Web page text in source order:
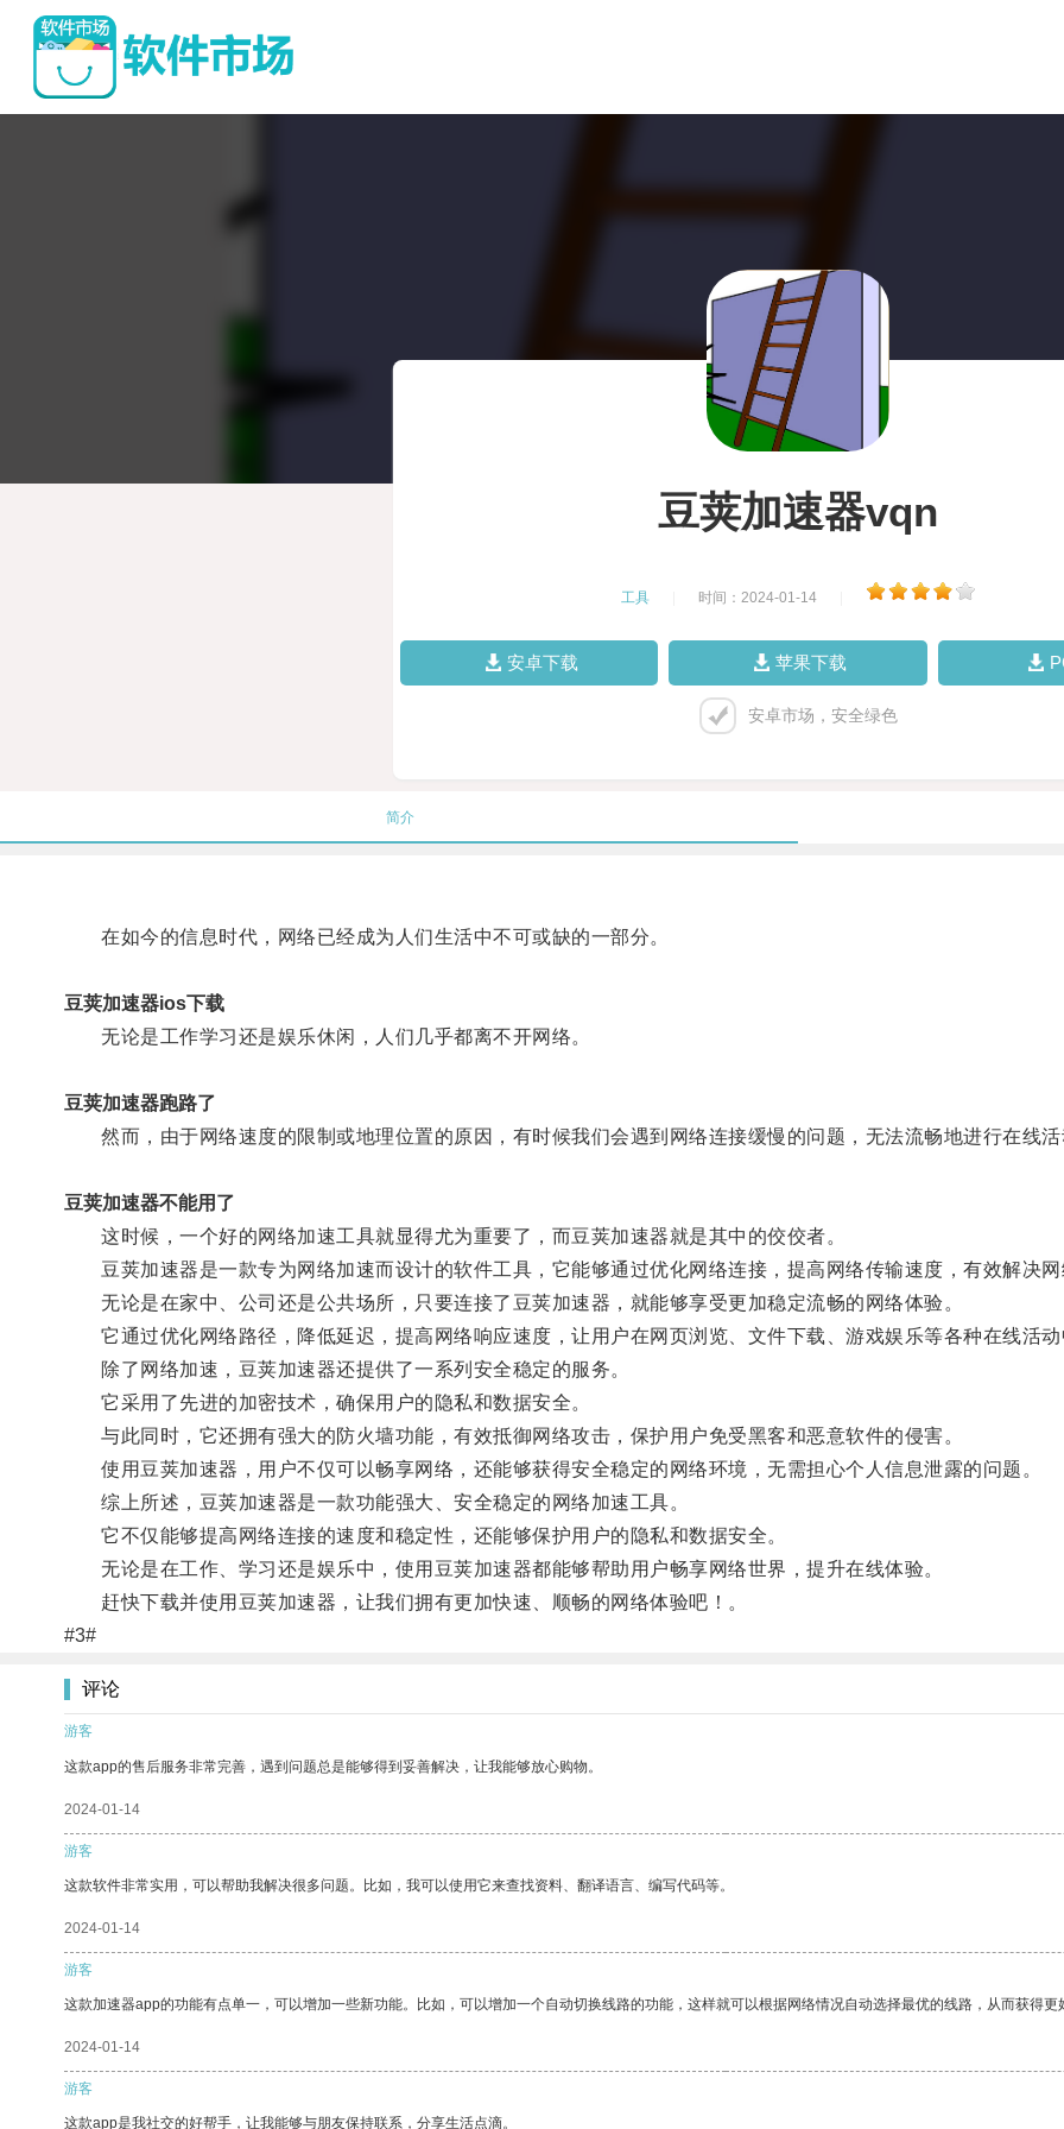
豆荚加速器vqn
工具 时间：2024-01-14
安卓下载 苹果下载
安卓市场，安全绿色
简介
在如今的信息时代，网络已经成为人们生活中不可或缺的一部分。
豆荚加速器ios下载
无论是工作学习还是娱乐休闲，人们几乎都离不开网络。
豆荚加速器跑路了
然而，由于网络速度的限制或地理位置的原因，有时候我们会遇到网络连接缓慢的问题，无法流畅地进行在线活
豆荚加速器不能用了
这时候，一个好的网络加速工具就显得尤为重要了，而豆荚加速器就是其中的佼佼者。
豆荚加速器是一款专为网络加速而设计的软件工具，它能够通过优化网络连接，提高网络传输速度，有效解决网
无论是在家中、公司还是公共场所，只要连接了豆荚加速器，就能够享受更加稳定流畅的网络体验。
它通过优化网络路径，降低延迟，提高网络响应速度，让用户在网页浏览、文件下载、游戏娱乐等各种在线活动
除了网络加速，豆荚加速器还提供了一系列安全稳定的服务。
它采用了先进的加密技术，确保用户的隐私和数据安全。
与此同时，它还拥有强大的防火墙功能，有效抵御网络攻击，保护用户免受黑客和恶意软件的侵害。
使用豆荚加速器，用户不仅可以畅享网络，还能够获得安全稳定的网络环境，无需担心个人信息泄露的问题。
综上所述，豆荚加速器是一款功能强大、安全稳定的网络加速工具。
它不仅能够提高网络连接的速度和稳定性，还能够保护用户的隐私和数据安全。
无论是在工作、学习还是娱乐中，使用豆荚加速器都能够帮助用户畅享网络世界，提升在线体验。
赶快下载并使用豆荚加速器，让我们拥有更加快速、顺畅的网络体验吧！。
#3#
评论
游客
这款app的售后服务非常完善，遇到问题总是能够得到妥善解决，让我能够放心购物。
2024-01-14
游客
这款软件非常实用，可以帮助我解决很多问题。比如，我可以使用它来查找资料、翻译语言、编写代码等。
2024-01-14
游客
这款加速器app的功能有点单一，可以增加一些新功能。比如，可以增加一个自动切换线路的功能，这样就可以根据网络情况自动选择最优的线路，从而获得更
2024-01-14
游客
这款app是我社交的好帮手，让我能够与朋友保持联系，分享生活点滴。